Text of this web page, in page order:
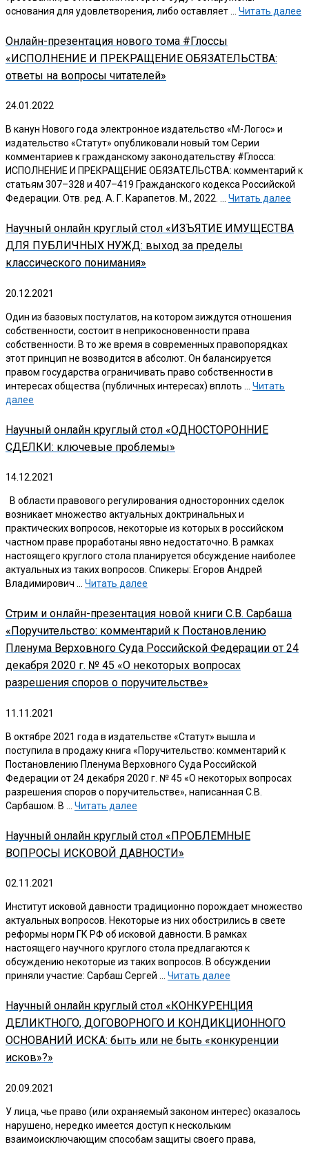
основания для удовлетворения, либо оставляет … Читать далее
Онлайн-презентация нового тома #Глоссы
«ИСПОЛНЕНИЕ И ПРЕКРАЩЕНИЕ ОБЯЗАТЕЛЬСТВА:
ответы на вопросы читателей»
24.01.2022
В канун Нового года электронное издательство «М-Логос» и
издательство «Статут» опубликовали новый том Серии
комментариев к гражданскому законодательству #Глосса:
ИСПОЛНЕНИЕ И ПРЕКРАЩЕНИЕ ОБЯЗАТЕЛЬСТВА: комментарий к
статьям 307–328 и 407–419 Гражданского кодекса Российской
Федерации. Отв. ред. А. Г. Карапетов. М., 2022. … Читать далее
Научный онлайн круглый стол «ИЗЪЯТИЕ ИМУЩЕСТВА
ДЛЯ ПУБЛИЧНЫХ НУЖД: выход за пределы
классического понимания»
20.12.2021
Один из базовых постулатов, на котором зиждутся отношения
собственности, состоит в неприкосновенности права
собственности. В то же время в современных правопорядках
этот принцип не возводится в абсолют. Он балансируется
правом государства ограничивать право собственности в
интересах общества (публичных интересах) вплоть … Читать
далее
Научный онлайн круглый стол «ОДНОСТОРОННИЕ
СДЕЛКИ: ключевые проблемы»
14.12.2021
В области правового регулирования односторонних сделок
возникает множество актуальных доктринальных и
практических вопросов, некоторые из которых в российском
частном праве проработаны явно недостаточно. В рамках
настоящего круглого стола планируется обсуждение наиболее
актуальных из таких вопросов. Спикеры: Егоров Андрей
Владимирович … Читать далее
Стрим и онлайн-презентация новой книги С.В. Сарбаша
«Поручительство: комментарий к Постановлению
Пленума Верховного Суда Российской Федерации от 24
декабря 2020 г. № 45 «О некоторых вопросах
разрешения споров о поручительстве»
11.11.2021
В октябре 2021 года в издательстве «Статут» вышла и
поступила в продажу книга «Поручительство: комментарий к
Постановлению Пленума Верховного Суда Российской
Федерации от 24 декабря 2020 г. № 45 «О некоторых вопросах
разрешения споров о поручительстве», написанная С.В.
Сарбашом. В … Читать далее
Научный онлайн круглый стол «ПРОБЛЕМНЫЕ
ВОПРОСЫ ИСКОВОЙ ДАВНОСТИ»
02.11.2021
Институт исковой давности традиционно порождает множество
актуальных вопросов. Некоторые из них обострились в свете
реформы норм ГК РФ об исковой давности. В рамках
настоящего научного круглого стола предлагаются к
обсуждению некоторые из таких вопросов. В обсуждении
приняли участие: Сарбаш Сергей … Читать далее
Научный онлайн круглый стол «КОНКУРЕНЦИЯ
ДЕЛИКТНОГО, ДОГОВОРНОГО И КОНДИКЦИОННОГО
ОСНОВАНИЙ ИСКА: быть или не быть «конкуренции
исков»?»
20.09.2021
У лица, чье право (или охраняемый законом интерес) оказалось
нарушено, нередко имеется доступ к нескольким
взаимоисключающим способам защиты своего права,